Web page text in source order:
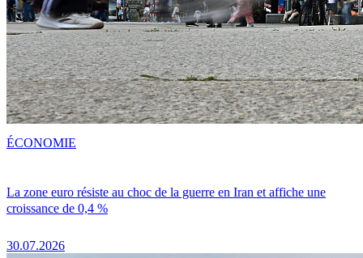
La zone euro résiste au choc de la guerre en Iran et affiche une
croissance de 0,4 %
30.07.2026
ÉCONOMIE